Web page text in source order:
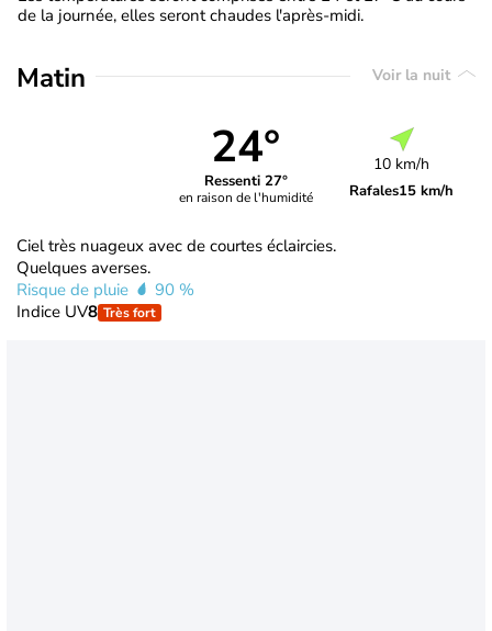
de la journée, elles seront chaudes l'après-midi.
Matin Voir la nuit
24°
Ressenti 27°
en raison de l'humidité
10 km/h
Rafales15 km/h
Ciel très nuageux avec de courtes éclaircies.
Quelques averses.
Risque de pluie
90 %
Indice UV8 Très fort